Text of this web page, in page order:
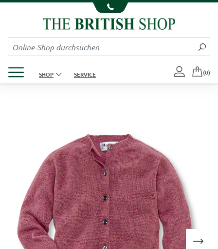
Kompletten Head der Seite überspringen
SHOP SERVICE (0)